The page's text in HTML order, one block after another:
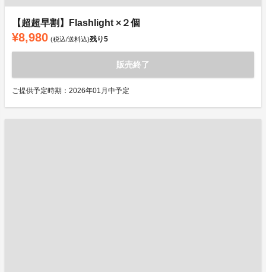
【超超早割】Flashlight ×２個
¥8,980 (税込/送料込)残り5
販売終了
ご提供予定時期：2026年01月中予定